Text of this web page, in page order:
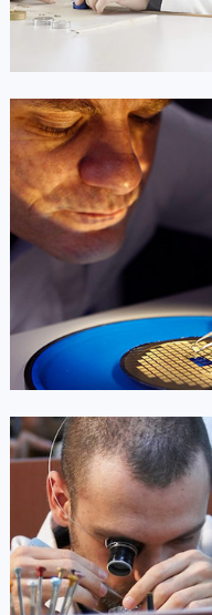
凯罗尔·切尔西
资深欧米茄技师
是欧米茄维修保养中心
(欧米茄保养中心)
的高级技师之一
Beijing 欧米茄 Maintain center
北京欧米茄维修
艾德琳·亚历桑德拉
资深欧米茄技师
是欧米茄维修保养中心
(欧米茄保养中心)
的高级技师之一
Guangzhou 欧米茄 Maintain